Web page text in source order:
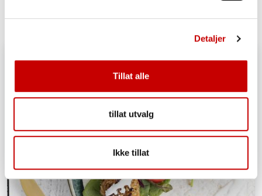
Detaljer
Tillat alle
tillat utvalg
Ikke tillat